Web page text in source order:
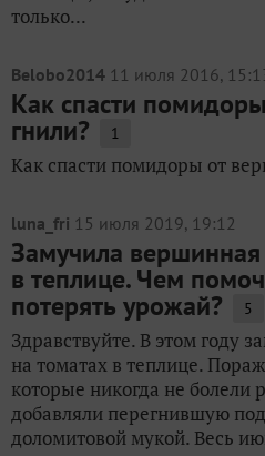
только...
Belobo2014 11 июля 2016,
Как спасти
гнили? 1
Как спасти помидоры от
luna_fri 15 июля 2019, 19:12
Замучила вершинная
в теплице. Чем
потерять урожай? 5
Здравствуйте. В этом году
на томатах в теплице.
которые никогда не
добавляли перегнившую
доломитовой мукой. Весь